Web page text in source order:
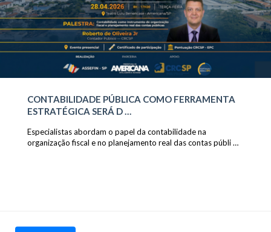
CONTABILIDADE PÚBLICA COMO FERRAMENTA
ESTRATÉGICA SERÁ D …
Especialistas abordam o papel da contabilidade na
organização fiscal e no planejamento real das contas públi …